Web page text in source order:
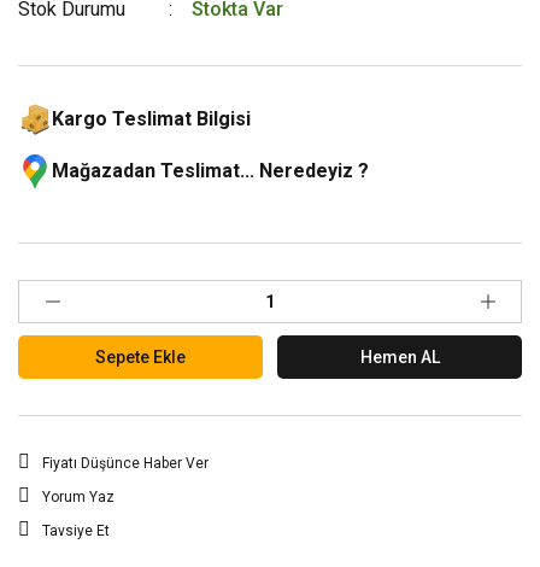
Stok Durumu
Stokta Var
Kargo Teslimat Bilgisi
Mağazadan Teslimat... Neredeyiz ?
Sepete Ekle Hemen AL
Fiyatı Düşünce Haber Ver
Yorum Yaz
Tavsiye Et